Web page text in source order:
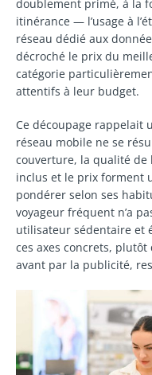
doublement primé, à la
itinérance — l’usage à
réseau dédié aux
décroché le prix du
catégorie
attentifs à leur budget.
Ce découpage rappelait
réseau mobile ne se
couverture, la qualité de
inclus et le prix forment
pondérer selon ses
voyageur fréquent n’a
utilisateur sédentaire et
ces axes concrets,
avant par la publicité,